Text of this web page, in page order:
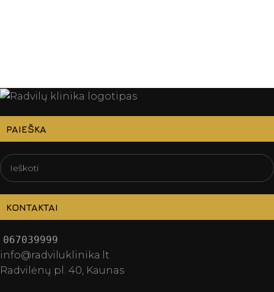
PAIEŠKA
KONTAKTAI
067039999
info@radviluklinika.lt
Radvilėnų pl. 40, Kaunas